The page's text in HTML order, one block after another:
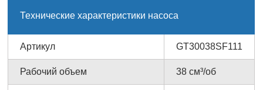
Технические характеристики насоса
Артикул GT30038SF111
Рабочий объем 38 см³/об